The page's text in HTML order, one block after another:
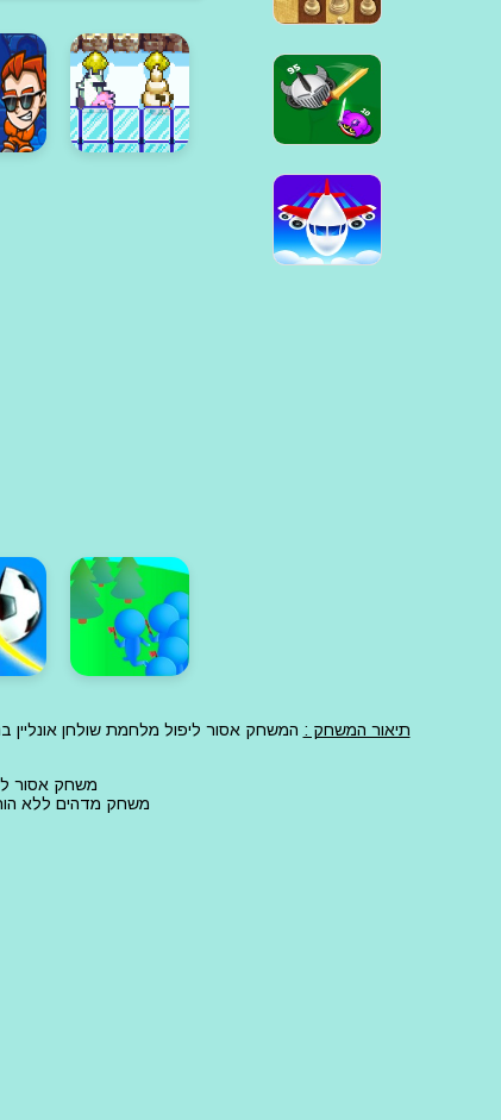
תיאור המשחק : המשחק אסור ליפול מלחמת שולחן
משחק אסור
משחק מדהים ללא